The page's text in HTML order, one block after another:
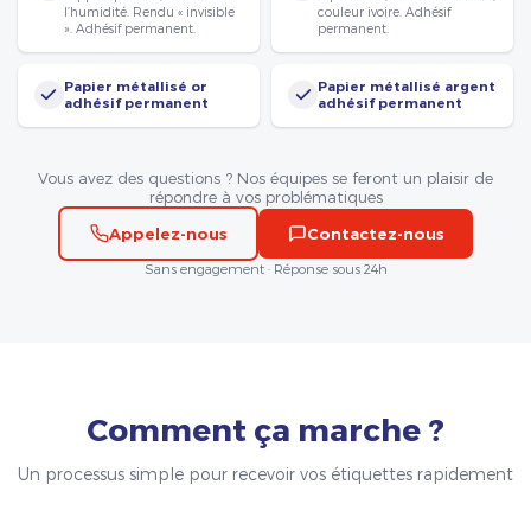
l’humidité. Rendu « invisible
». Adhésif permanent.
couleur ivoire. Adhésif
permanent.
Papier métallisé or
adhésif permanent
Papier métallisé argent
adhésif permanent
Vous avez des questions ? Nos équipes se feront un plaisir de
répondre à vos problématiques
Appelez-nous
Contactez-nous
Sans engagement · Réponse sous 24h
Comment ça marche ?
Un processus simple pour recevoir vos étiquettes rapidement